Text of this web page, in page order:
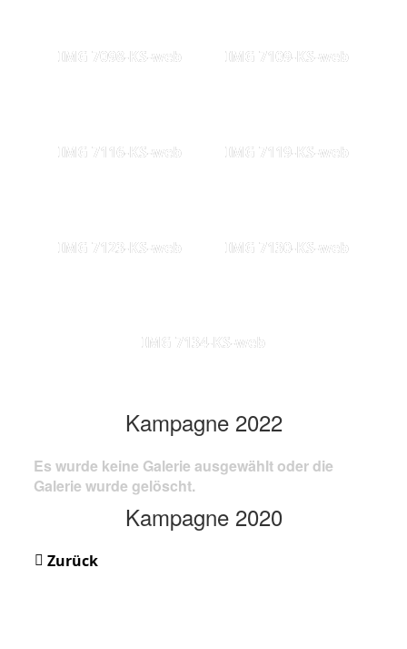
IMG 7098-KS-web IMG 7109-KS-web
IMG 7116-KS-web IMG 7119-KS-web
IMG 7123-KS-web IMG 7130-KS-web
IMG 7134-KS-web
Kampagne 2022
Es wurde keine Galerie ausgewählt oder die
Galerie wurde gelöscht.
Kampagne 2020
Zurück